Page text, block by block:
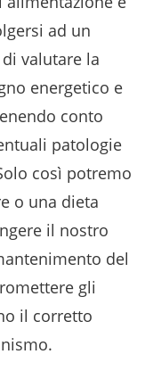
ad un
valutare la
energetico e
conto
patologie
così potremo
o una dieta
il nostro
del
gli
il corretto